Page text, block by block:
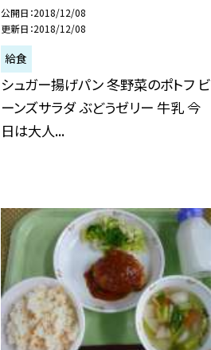
公開日 2018/12/08
更新日 2018/12/08
給食
シュガー揚げパン 冬野菜のポトフ ビ
ーンズサラダ ぶどうゼリー 牛乳 今
日は大人...